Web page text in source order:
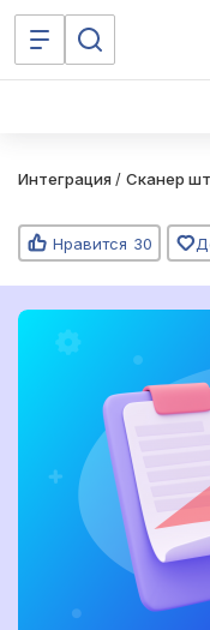
Интеграция / Сканер
Нравится 30